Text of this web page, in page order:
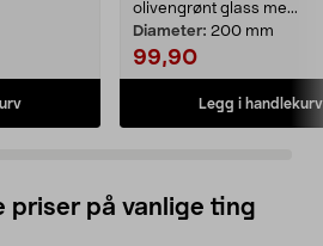
olivengrønt glass me...
Diameter: 200 mm
99,90
Legg i handlekurv
priser på vanlige ting